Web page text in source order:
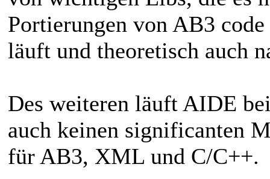
Portierungen von AB3
läuft und theoretisch auch
Des weiteren läuft AIDE
auch keinen significanten
für AB3, XML und C/C++.